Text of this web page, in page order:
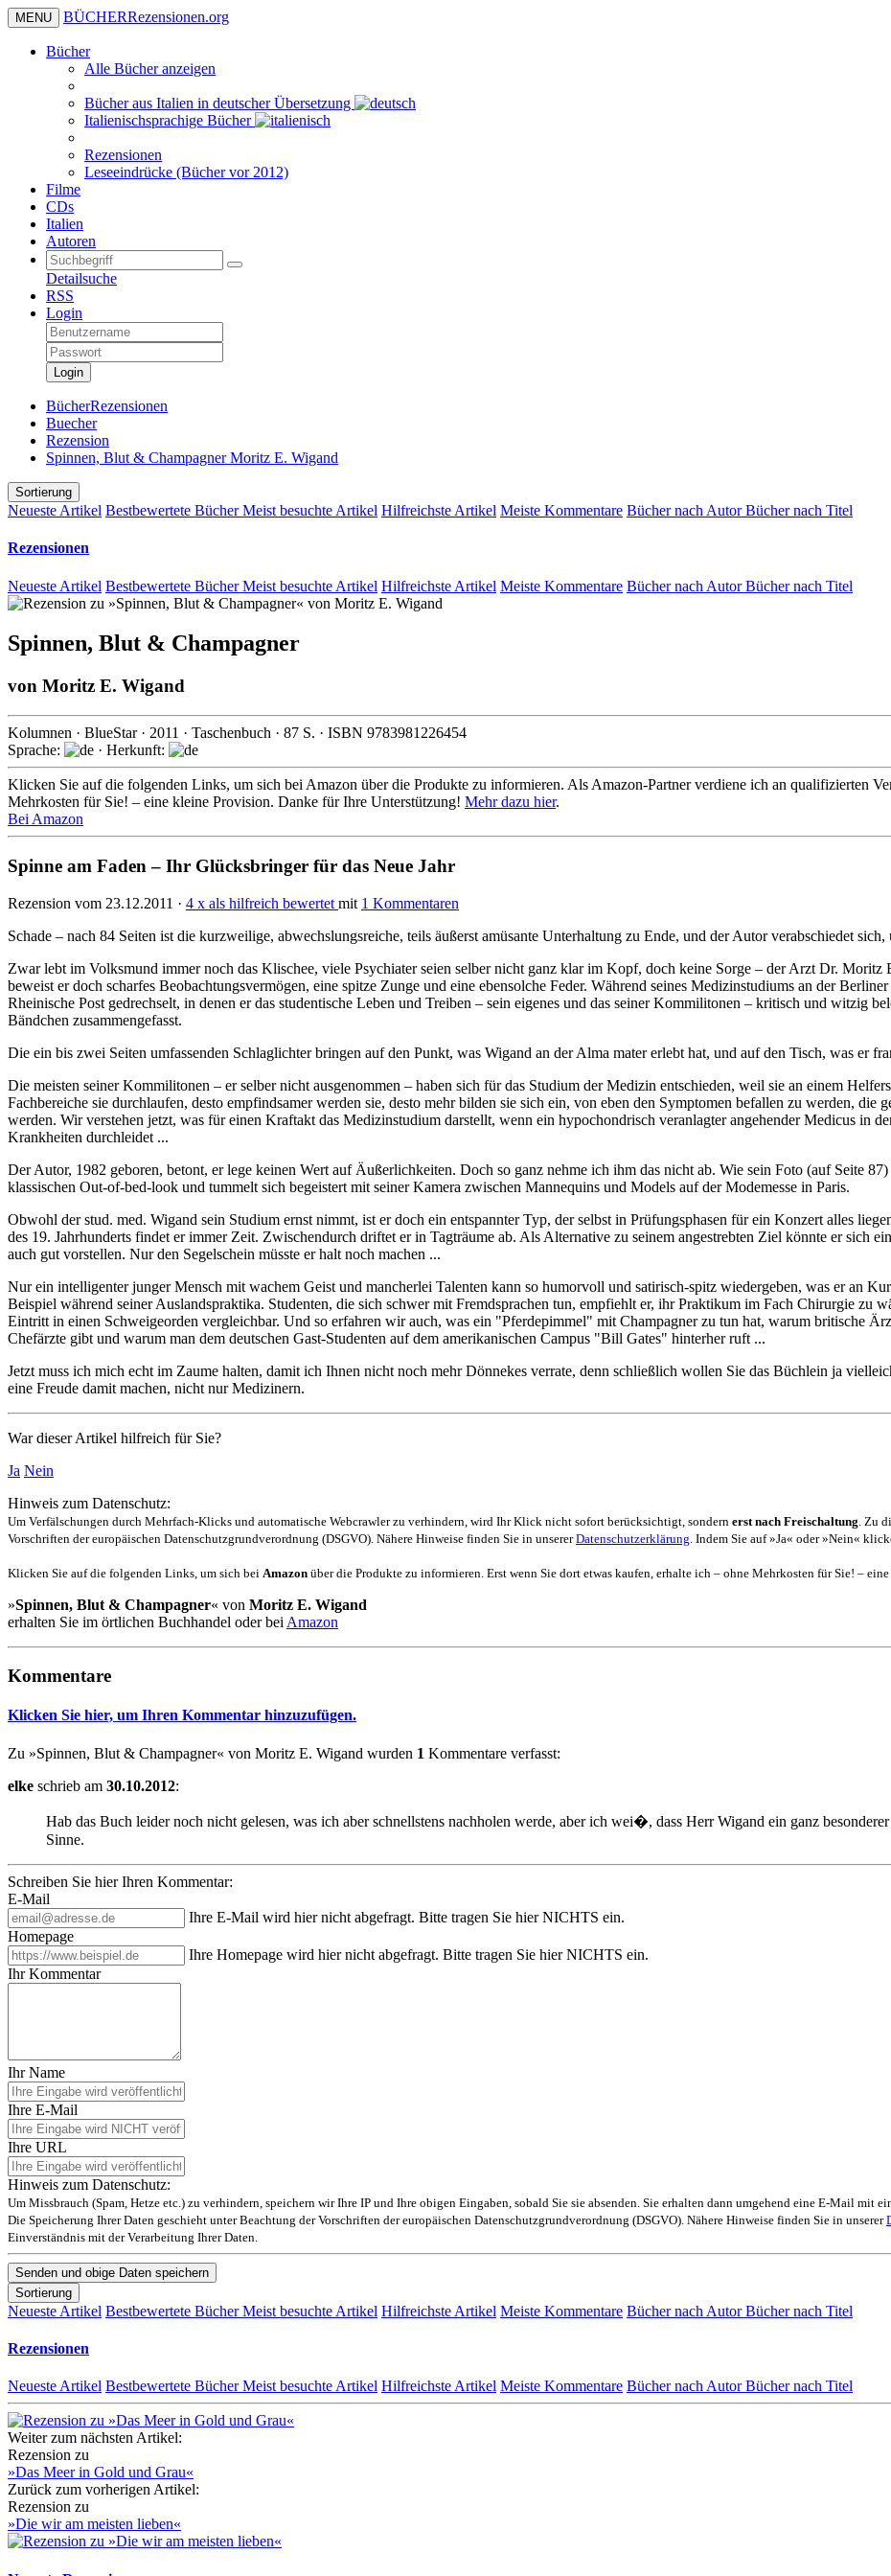
MENU BÜCHERRezensionen.org
Bücher
Alle Bücher anzeigen
Bücher aus Italien in deutscher Übersetzung
Italienischsprachige Bücher
Rezensionen
Leseeindrücke (Bücher vor 2012)
Filme
CDs
Italien
Autoren
Detailsuche
RSS
Login
Login
BücherRezensionen
Buecher
Rezension
Spinnen, Blut & Champagner Moritz E. Wigand
Sortierung
Neueste Artikel Bestbewertete BücherMeist besuchte Artikel Hilfreichste Artikel Meiste Kommentare Bücher nach AutorBücher nach Titel
Rezensionen
Neueste Artikel Bestbewertete BücherMeist besuchte Artikel Hilfreichste Artikel Meiste Kommentare Bücher nach AutorBücher nach Titel
Spinnen, Blut & Champagner
von Moritz E. Wigand
Kolumnen · BlueStar· 2011 · Taschenbuch · 87 S. · ISBN 9783981226454
Sprache:
· Herkunft:
Klicken Sie auf die folgenden Links, um sich bei Amazon über die Produkte zu informieren. Als Amazon-Partner verdiene ich an qualifizierten
Mehrkosten für Sie! – eine kleine Provision. Danke für Ihre Unterstützung! Mehr dazu hier.
Bei Amazon
Spinne am Faden – Ihr Glücksbringer für das Neue Jahr
Rezension vom 23.12.2011 · 4 x als hilfreich bewertet mit 1 Kommentaren
Schade – nach 84 Seiten ist die kurzweilige, abwechslungsreiche, teils äußerst amüsante Unterhaltung zu Ende, und der Autor verabschiedet
Zwar lebt im Volksmund immer noch das Klischee, viele Psychiater seien selber nicht ganz klar im Kopf, doch keine Sorge – der Arzt Dr. Moritz
beweist er doch scharfes Beobachtungsvermögen, eine spitze Zunge und eine ebensolche Feder. Während seines Medizinstudiums an der
Rheinische Post gedrechselt, in denen er das studentische Leben und Treiben – sein eigenes und das seiner Kommilitonen – kritisch und witzig
Bändchen zusammengefasst.
Die ein bis zwei Seiten umfassenden Schlaglichter bringen auf den Punkt, was Wigand an der Alma mater erlebt hat, und auf den Tisch, was er
Die meisten seiner Kommilitonen – er selber nicht ausgenommen – haben sich für das Studium der Medizin entschieden, weil sie an einem
Fachbereiche sie durchlaufen, desto empfindsamer werden sie, desto mehr bilden sie sich ein, von eben den Symptomen befallen zu werden, die
werden. Wir verstehen jetzt, was für einen Kraftakt das Medizinstudium darstellt, wenn ein hypochondrisch veranlagter angehender Medicus in
Krankheiten durchleidet ...
Der Autor, 1982 geboren, betont, er lege keinen Wert auf Äußerlichkeiten. Doch so ganz nehme ich ihm das nicht ab. Wie sein Foto (auf Seite
klassischen Out-of-bed-look und tummelt sich begeistert mit seiner Kamera zwischen Mannequins und Models auf der Modemesse in Paris.
Obwohl der stud. med. Wigand sein Studium ernst nimmt, ist er doch ein entspannter Typ, der selbst in Prüfungsphasen für ein Konzert alles
des 19. Jahrhunderts findet er immer Zeit. Zwischendurch driftet er in Tagträume ab. Als Alternative zu seinem angestrebten Ziel könnte er sich
auch gut vorstellen. Nur den Segelschein müsste er halt noch machen ...
Nur ein intelligenter junger Mensch mit wachem Geist und mancherlei Talenten kann so humorvoll und satirisch-spitz wiedergeben, was er an
Beispiel während seiner Auslandspraktika. Studenten, die sich schwer mit Fremdsprachen tun, empfiehlt er, ihr Praktikum im Fach Chirurgie zu
Eintritt in einen Schweigeorden vergleichbar. Und so erfahren wir auch, was ein "Pferdepimmel" mit Champagner zu tun hat, warum britische
Chefärzte gibt und warum man dem deutschen Gast-Studenten auf dem amerikanischen Campus "Bill Gates" hinterher ruft ...
Jetzt muss ich mich echt im Zaume halten, damit ich Ihnen nicht noch mehr Dönnekes verrate, denn schließlich wollen Sie das Büchlein ja
eine Freude damit machen, nicht nur Medizinern.
War dieser Artikel hilfreich für Sie?
Ja Nein
Hinweis zum Datenschutz:
Um Verfälschungen durch Mehrfach-Klicks und automatische Webcrawler zu verhindern, wird Ihr Klick nicht sofort berücksichtigt, sondern erst nach Freischaltung . Zu
Vorschriften der europäischen Datenschutzgrundverordnung (DSGVO). Nähere Hinweise finden Sie in unsererDatenschutzerklärung . Indem Sie auf »Ja« oder »Nein«
Klicken Sie auf die folgenden Links, um sich bei Amazon über die Produkte zu informieren. Erst wenn Sie dort etwas kaufen, erhalte ich – ohne Mehrkosten für Sie! –
»Spinnen, Blut & Champagner« von Moritz E. Wigand
erhalten Sie im örtlichen Buchhandel oder bei Amazon
Kommentare
Klicken Sie hier, um Ihren Kommentar hinzuzufügen.
Zu »Spinnen, Blut & Champagner« von Moritz E. Wigand wurden 1 Kommentare verfasst:
elke schrieb am 30.10.2012:
Hab das Buch leider noch nicht gelesen, was ich aber schnellstens nachholen werde, aber ich wei�, dass Herr Wigand ein ganz
Sinne.
Schreiben Sie hier Ihren Kommentar:
E-Mail
Ihre E-Mail wird hier nicht abgefragt. Bitte tragen Sie hier NICHTS ein.
Homepage
Ihre Homepage wird hier nicht abgefragt. Bitte tragen Sie hier NICHTS ein.
Ihr Kommentar
Ihr Name
Ihre E-Mail
Ihre URL
Hinweis zum Datenschutz:
Um Missbrauch (Spam, Hetze etc.) zu verhindern, speichern wir Ihre IP und Ihre obigen Eingaben, sobald Sie sie absenden. Sie erhalten dann umgehend eine E-Mail mit
Die Speicherung Ihrer Daten geschieht unter Beachtung der Vorschriften der europäischen Datenschutzgrundverordnung (DSGVO). Nähere Hinweise finden Sie in unserer
Einverständnis mit der Verarbeitung Ihrer Daten.
Sortierung
Neueste Artikel Bestbewertete BücherMeist besuchte Artikel Hilfreichste Artikel Meiste Kommentare Bücher nach AutorBücher nach Titel
Rezensionen
Neueste Artikel Bestbewertete BücherMeist besuchte Artikel Hilfreichste Artikel Meiste Kommentare Bücher nach AutorBücher nach Titel
Weiter zum nächsten Artikel:
Rezension zu
»Das Meer in Gold und Grau«
Zurück zum vorherigen Artikel:
Rezension zu
»Die wir am meisten lieben«